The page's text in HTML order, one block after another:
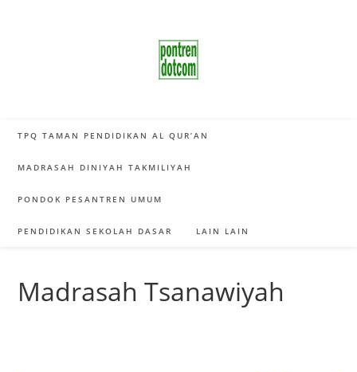
TPQ TAMAN PENDIDIKAN AL QUR’AN
MADRASAH DINIYAH TAKMILIYAH
PONDOK PESANTREN UMUM
PENDIDIKAN SEKOLAH DASAR LAIN LAIN
Madrasah Tsanawiyah